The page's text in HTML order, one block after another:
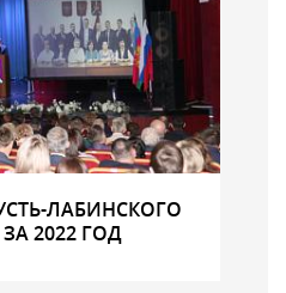
ЛАБИНСКОГО
2022 ГОД